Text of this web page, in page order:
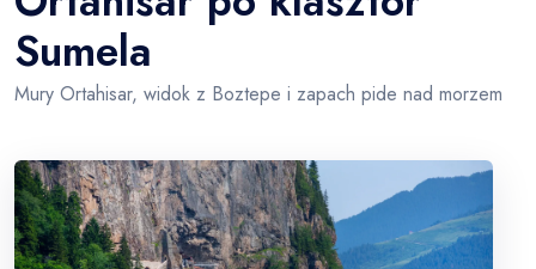
Sumela
Mury Ortahisar, widok z Boztepe i zapach pide nad morzem